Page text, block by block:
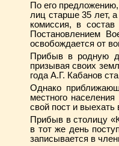
По его
лиц старше 35 лет,
комиссия, в
Постановлением
освобождается от
Прибыв в родную
призывая своих
года А.Г. Кабанов
Однако
местного
свой пост и выехать
Прибыв в столицу
в тот же день
записывается в